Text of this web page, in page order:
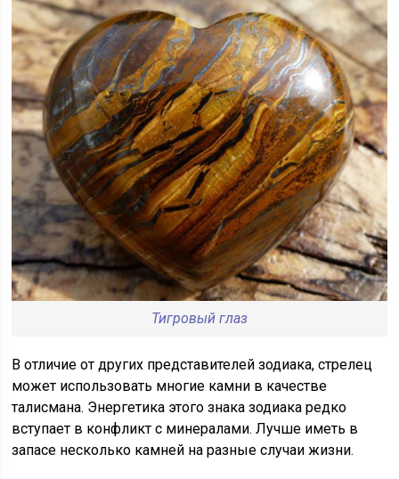
Тигровый глаз
В отличие от других представителей зодиака, стрелец
может использовать многие камни в качестве
талисмана. Энергетика этого знака зодиака редко
вступает в конфликт с минералами. Лучше иметь в
запасе несколько камней на разные случаи жизни.